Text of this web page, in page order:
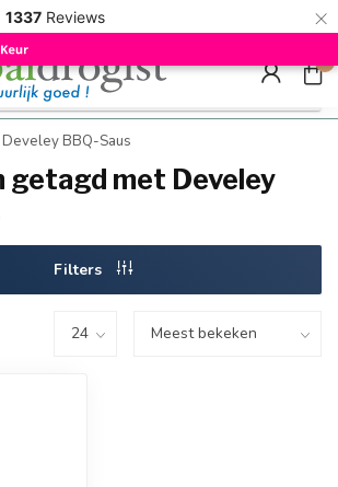
1337 Reviews ×
ab Mindestbestellwert | Minimum
Hızlı
0
Develey BBQ-Saus
getagd met Develey
Filters